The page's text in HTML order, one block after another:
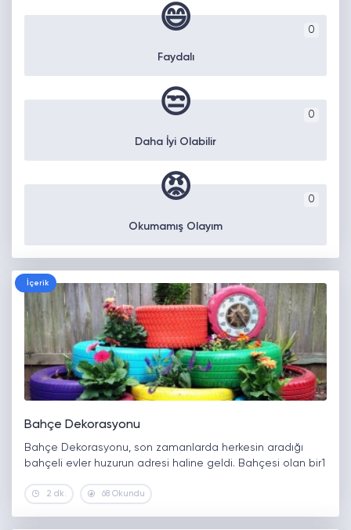
0
😄
Faydalı
0
😒
Daha İyi Olabilir
0
😡
Okumamış Olayım
İçerik
Bahçe Dekorasyonu
Bahçe Dekorasyonu, son zamanlarda herkesin aradığı
bahçeli evler huzurun adresi haline geldi. Bahçesi olan bir1
2 dk. 68 Okundu